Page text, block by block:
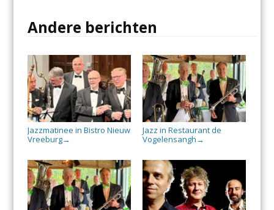
Andere berichten
Jazzmatinee in Bistro Nieuw
Vreeburg→
Jazz in Restaurant de
Vogelensangh →